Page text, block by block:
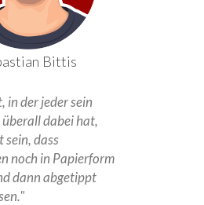
Bittis
in der jeder sein
dabei hat,
sein, dass
noch in Papierform
dann abgetippt